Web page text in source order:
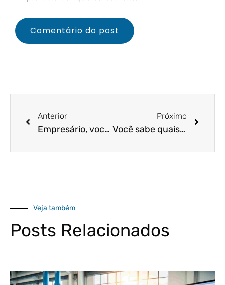
Anterior
Empresário, você conhece o programa de crédito “Brasil Empreendedor”?
Próximo
Você sabe quais documentos devem ser enviados todo mês para sua contabilidade?
Veja também
Posts Relacionados